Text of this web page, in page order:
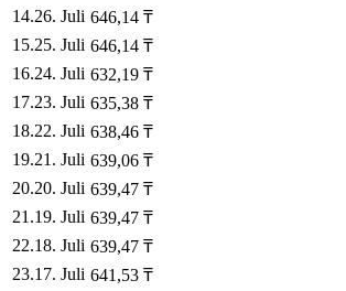
14.26. Juli 646,14 ₸
15.25. Juli 646,14 ₸
16.24. Juli 632,19 ₸
17.23. Juli 635,38 ₸
18.22. Juli 638,46 ₸
19.21. Juli 639,06 ₸
20.20. Juli 639,47 ₸
21 .19. Juli 639,47 ₸
22.18. Juli 639,47 ₸
23.17. Juli 641,53 ₸